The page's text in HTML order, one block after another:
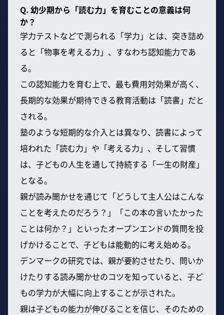
Q. 幼少期から「読む力」を育むことの意義は何
か？
学力テストなどで測られる「学力」とは、突き詰め
ると「物事を考える力」、すなわち認知能力であ
る。
この認知能力を育む上で、最も費用対効果が高く、
長期的な効果が期待できる教育活動は「読書」だと
される。
塾のような短期的な介入とは異なり、読書によって
培われた「読む力」や「考える力」、そして習慣
は、子どもの人生を通して持続する「一生の財産」
となる。
親が読み聞かせを通じて「どうして主人公はこんな
ことを考えたのだろう？」「この本の言いたかった
ことは何か？」といったオープンエンドの質問を投
げかけることで、子どもは能動的に考え始める。
デンマークの研究では、親が要約させたり、問いか
けたりする読み聞かせのコツを知っていると、子ど
もの学力が大幅に向上することが示された。
親は子どもの能力が伸びることを信じ、そのための